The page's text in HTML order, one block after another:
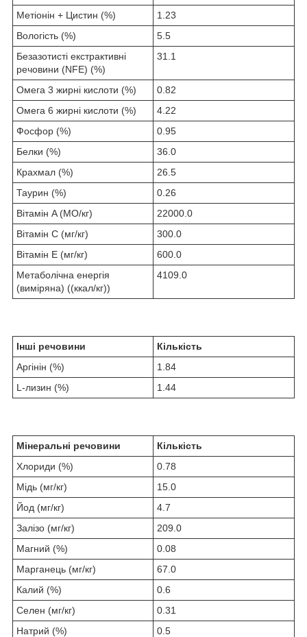
Метіонін + Цистин (%)
1.23
Вологість (%)
5.5
Безазотисті екстрактивні
речовини (NFE) (%)
31.1
Омега 3 жирні кислоти (%)
0.82
Омега 6 жирні кислоти (%)
4.22
Фосфор (%)
0.95
Белки (%)
36.0
Крахмал (%)
26.5
Таурин (%)
0.26
Вітамін A (МО/кг)
22000.0
Вітамін C (мг/кг)
300.0
Вітамін E (мг/кг)
600.0
Метаболічна енергія
(виміряна) ((ккал/кг))
4109.0
Інші речовини
Кількість
Аргінін (%)
1.84
L-лизин (%)
1.44
Мінеральні речовини
Кількість
Хлориди (%)
0.78
Мідь (мг/кг)
15.0
Йод (мг/кг)
4.7
Залізо (мг/кг)
209.0
Магний (%)
0.08
Марганець (мг/кг)
67.0
Калий (%)
0.6
Ceлeн (мг/кг)
0.31
Натрий (%)
0.5